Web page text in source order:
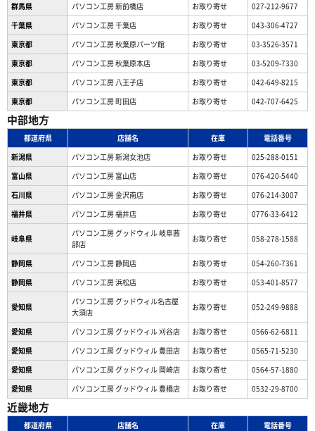
群馬県
パソコン工房 新前橋店 お取り寄せ
027-212-9677
千葉県
パソコン工房 千葉店 お取り寄せ
043-306-4727
東京都
パソコン工房 秋葉原パーツ館 お取り寄せ
03-3526-3571
東京都
パソコン工房 秋葉原本店 お取り寄せ
03-5209-7330
東京都
パソコン工房 八王子店 お取り寄せ
042-649-8215
東京都
パソコン工房 町田店 お取り寄せ 042-707-6425
中部地方
都道府県 店舗名 在庫
電話番号
新潟県
パソコン工房 新潟女池店 お取り寄せ
025-288-0151
富山県
パソコン工房 富山店 お取り寄せ
076-420-5440
石川県
パソコン工房 金沢南店 お取り寄せ
076-214-3007
福井県
パソコン工房 福井店 お取り寄せ 0776-33-6412
岐阜県
パソコン工房 グッドウィル 岐阜茜
部店
お取り寄せ 058-278-1588
静岡県 パソコン工房 静岡店 お取り寄せ
054-260-7361
静岡県
パソコン工房 浜松店 お取り寄せ 053-401-8577
愛知県
パソコン工房 グッドウィル名古屋
大須店
お取り寄せ 052-249-9888
愛知県 パソコン工房 グッドウィル 刈谷店 お取り寄せ
0566-62-6811
愛知県
パソコン工房 グッドウィル 豊田店 お取り寄せ
0565-71-5230
愛知県
パソコン工房 グッドウィル 岡崎店 お取り寄せ
0564-57-1880
愛知県
パソコン工房 グッドウィル 豊橋店 お取り寄せ 0532-29-8700
近畿地方
都道府県 店舗名 在庫
電話番号